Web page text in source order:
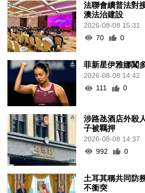
法聯會續普法對
澳法治建設
2026-08-08 15:31
70
0
菲新星伊雅娜闖
2026-08-08 14:42
111
0
涉路氹酒店外殺
子被羈押
2026-08-08 14:37
992
0
土耳其稱共同防
不衝突